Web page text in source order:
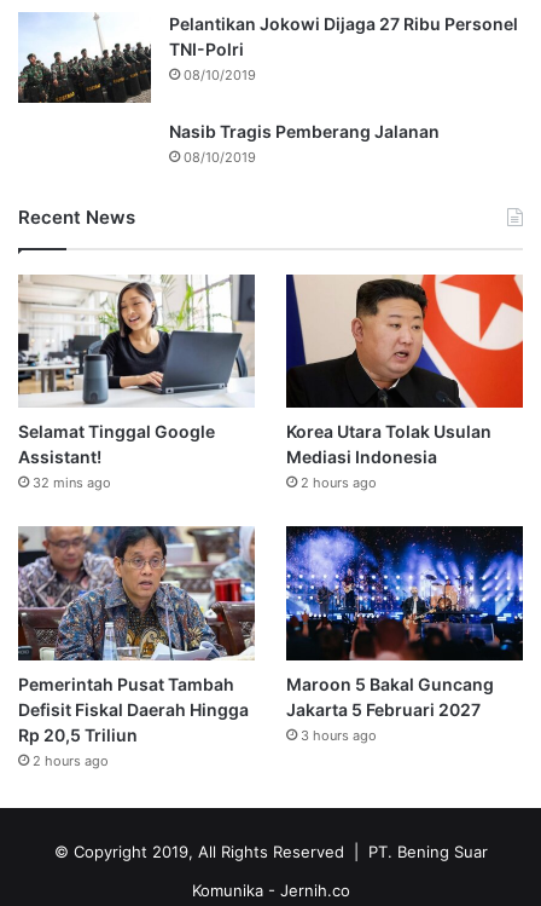
Pelantikan Jokowi Dijaga 27 Ribu Personel
TNI-Polri
08/10/2019
Nasib Tragis Pemberang Jalanan
08/10/2019
Recent News
Selamat Tinggal Google
Assistant!
32 mins ago
Korea Utara Tolak Usulan
Mediasi Indonesia
2 hours ago
Pemerintah Pusat Tambah
Defisit Fiskal Daerah Hingga
Rp 20,5 Triliun
2 hours ago
Maroon 5 Bakal Guncang
Jakarta 5 Februari 2027
3 hours ago
© Copyright 2019, All Rights Reserved | PT. Bening Suar
Komunika - Jernih.co